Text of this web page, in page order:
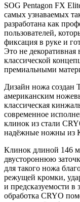
SOG Pentagon FX
самых узнаваемых
разработана как
пользователей,
фиксация в руке и
Это не декоративная
классической
премиальными
Дизайн ножа создан
американским
классическая
современное
клинок из стали
надёжные ножны из
Клинок длиной 146
двустороннюю
для такого ножа
режущей кромки,
и предсказуемости в
обработка CRYO